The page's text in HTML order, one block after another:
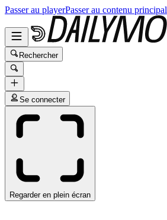
Passer au playerPasser au contenu principal
Rechercher
Se connecter
Regarder en plein écran